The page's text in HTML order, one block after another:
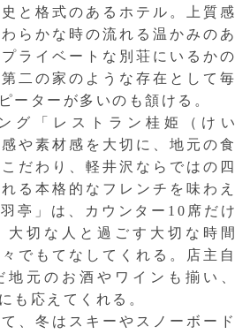
と格式のあるホテル。上質感
らかな時の流れる温かみのあ
ライベートな別荘にいるかの
二の家のような存在として毎
ーターが多いのも頷ける。
グ「レストラン桂姫（けい
や素材感を大切に、地元の食
だわり、軽井沢ならではの四
る本格的なフレンチを味わえ
亭」は、カウンター10席だけ
大切な人と過ごす大切な時間
でもてなしてくれる。店主自
地元のお酒やワインも揃い、
も応えてくれる。
、冬はスキーやスノーボード